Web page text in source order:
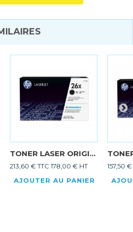
TONER LASER ORIGI...
213,60 € TTC 178,00 € HT
AJOUTER AU PANIER
157,50 €